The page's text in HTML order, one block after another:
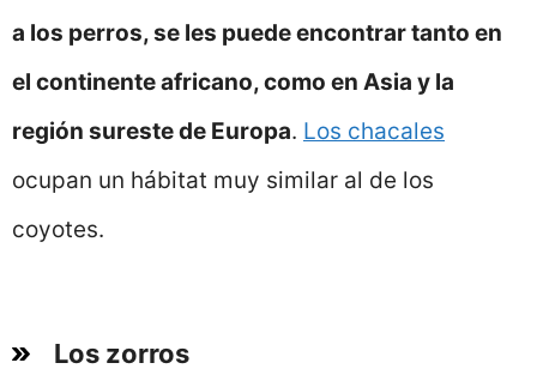
a los perros, se les puede encontrar tanto en
el continente africano, como en Asia y la
región sureste de Europa. Los chacales
ocupan un hábitat muy similar al de los
coyotes.
Los zorros